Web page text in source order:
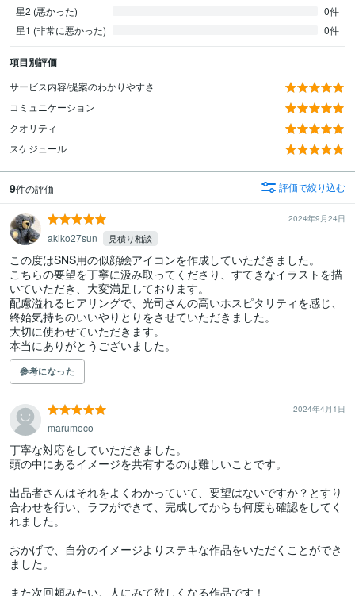
星2 (悪かった)
0件
星1 (非常に悪かった)
0件
項目別評価
サービス内容/提案のわかりやすさ
コミュニケーション
クオリティ
スケジュール
9件の評価 評価で絞り込む
2024年9月24日
akiko27sun 見積り相談
この度はSNS用の似顔絵アイコンを作成していただきました。
こちらの要望を丁寧に汲み取ってくださり、すてきなイラストを描
いていただき、大変満足しております。
配慮溢れるヒアリングで、光司さんの高いホスピタリティを感じ、
終始気持ちのいいやりとりをさせていただきました。
大切に使わせていただきます。
本当にありがとうございました。
参考になった
2024年4月1日
marumoco
丁寧な対応をしていただきました。
頭の中にあるイメージを共有するのは難しいことです。
出品者さんはそれをよくわかっていて、要望はないですか？とすり
合わせを行い、ラフができて、完成してからも何度も確認をしてく
れました。
おかげで、自分のイメージよりステキな作品をいただくことができ
ました。
また次回頼みたい。人にみて欲しくなる作品です！